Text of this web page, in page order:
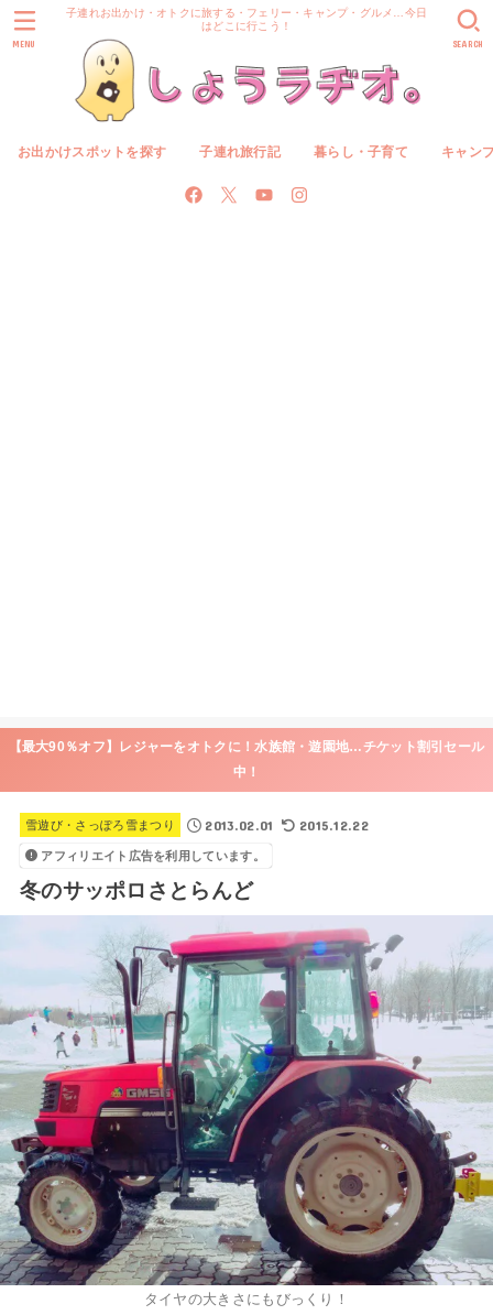
子連れお出かけ・オトクに旅する・フェリー・キャンプ・グルメ…今日
はどこに行こう！
お出かけスポットを探す 子連れ旅行記 暮らし・子育て キャン
SEARCH
MENU
【最大90％オフ】レジャーをオトクに！水族館・遊園地…チケット割引セール
中！
雪遊び・さっぽろ雪まつり 2013.02.01 2015.12.22
アフィリエイト広告を利用しています。
冬のサッポロさとらんど
タイヤの大きさにもびっくり！